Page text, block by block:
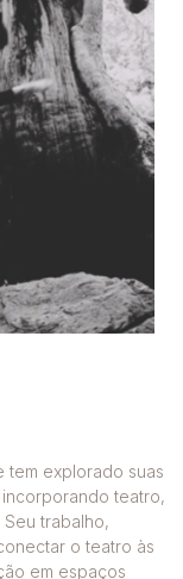
tem explorado suas
teatro,
trabalho,
o teatro às
em espaços